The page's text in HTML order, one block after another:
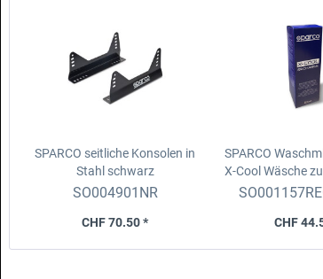
SPARCO seitliche Konsolen in
Stahl schwarz
SO004901NR
CHF 70.50 *
SPARCO
X-Cool Wäsche
des X-Cool
CHF